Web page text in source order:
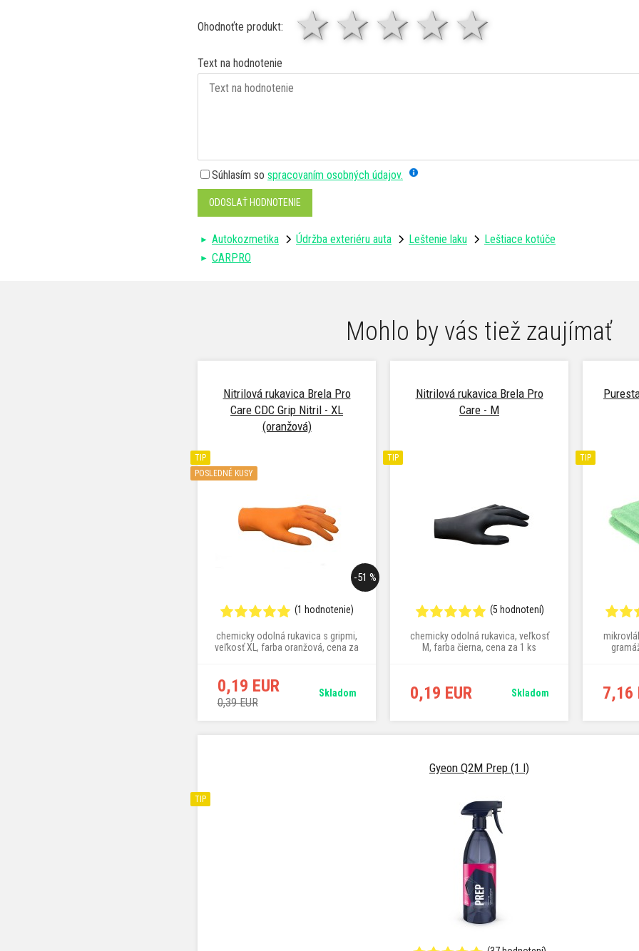
Ohodnoťte produkt: 4 hviezdy
3 hviezdy
2 hviezdy
1 hviezda
Text na hodnotenie
Súhlasím so spracovaním osobných údajov.
ODOSLAŤ HODNOTENIE
Autokozmetika Údržba exteriéru auta Leštenie laku
Leštiace kotúče
CARPRO
Mohlo by vás tiež zaujímať
Nitrilová rukavica Brela Pro
Care CDC Grip Nitril - XL
(oranžová)
-51 %
TIP
POSLEDNÉ KUSY
(1 hodnotenie)
chemicky odolná rukavica s gripmi,
veľkosť XL, farba oranžová, cena za
0,19 EUR
0,39 EUR
Skladom
Nitrilová rukavica Brela Pro
Care - M
TIP
(5 hodnotení)
chemicky odolná rukavica, veľkosť
M, farba čierna, cena za 1 ks
0,19 EUR Skladom
TIP
7,16
Gyeon Q2M Prep (1 l)
TIP